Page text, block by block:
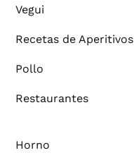
Vegui
Recetas de Aperitivos
Pollo
Restaurantes
Horno